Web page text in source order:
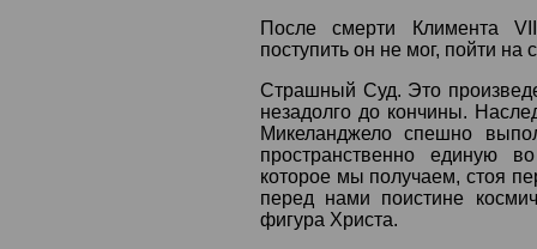
После смерти Климента
поступить он не мог, пойти
Страшный Суд. Это
незадолго до кончины.
Микеланджело спешно
пространственно единую
которое мы получаем, стоя
перед нами поистине
фигура Христа.